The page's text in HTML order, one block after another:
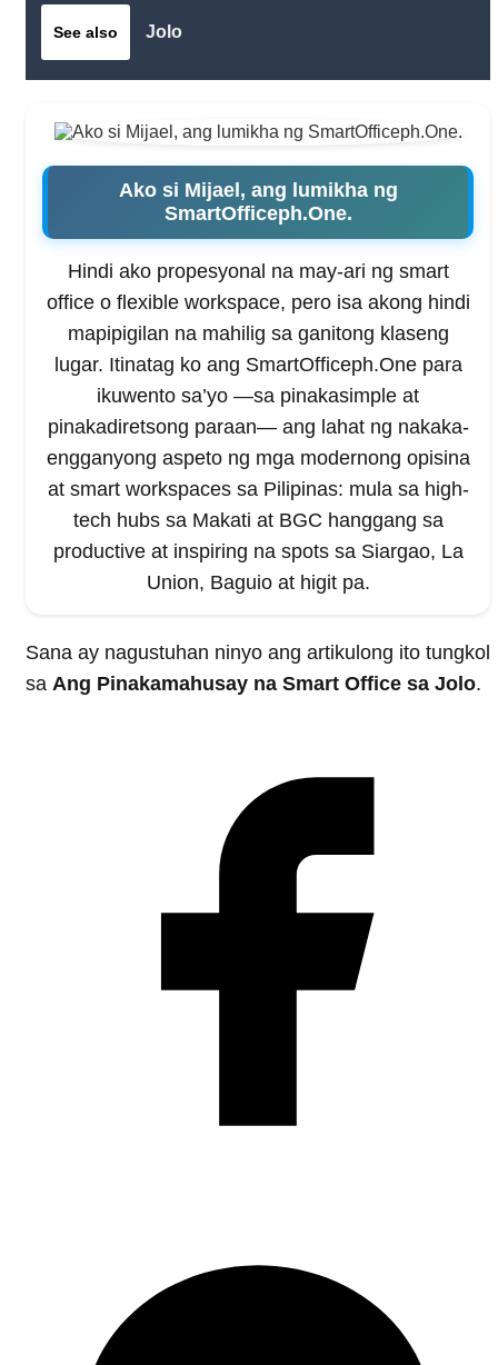
See also Jolo
Ako si Mijael, ang lumikha ng
SmartOfficeph.One.
Hindi ako propesyonal na may-ari ng smart
office o flexible workspace, pero isa akong hindi
mapipigilan na mahilig sa ganitong klaseng
lugar. Itinatag ko ang SmartOfficeph.One para
ikuwento sa’yo —sa pinakasimple at
pinakadiretsong paraan— ang lahat ng nakaka-
engganyong aspeto ng mga modernong opisina
at smart workspaces sa Pilipinas: mula sa high-
tech hubs sa Makati at BGC hanggang sa
productive at inspiring na spots sa Siargao, La
Union, Baguio at higit pa.
Sana ay nagustuhan ninyo ang artikulong ito tungkol
sa Ang Pinakamahusay na Smart Office sa Jolo.